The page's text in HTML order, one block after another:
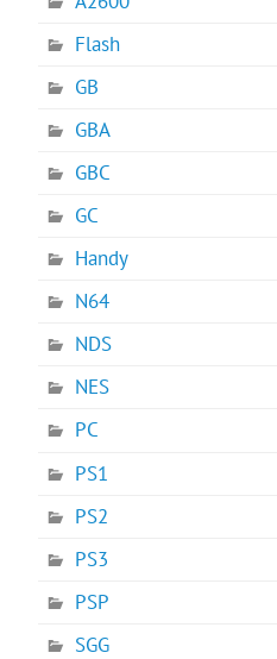
Flash
GB
GBA
GBC
GC
Handy
N64
NDS
NES
PC
PS1
PS2
PS3
PSP
SGG